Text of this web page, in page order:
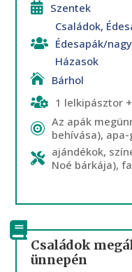
Szentek
Családok,
Édesapák/
Házasok
Bárhol
1 lelkipásztor
Az apák
behívása),
ajándékok,
Noé bárkája),
Családok
ünnepén